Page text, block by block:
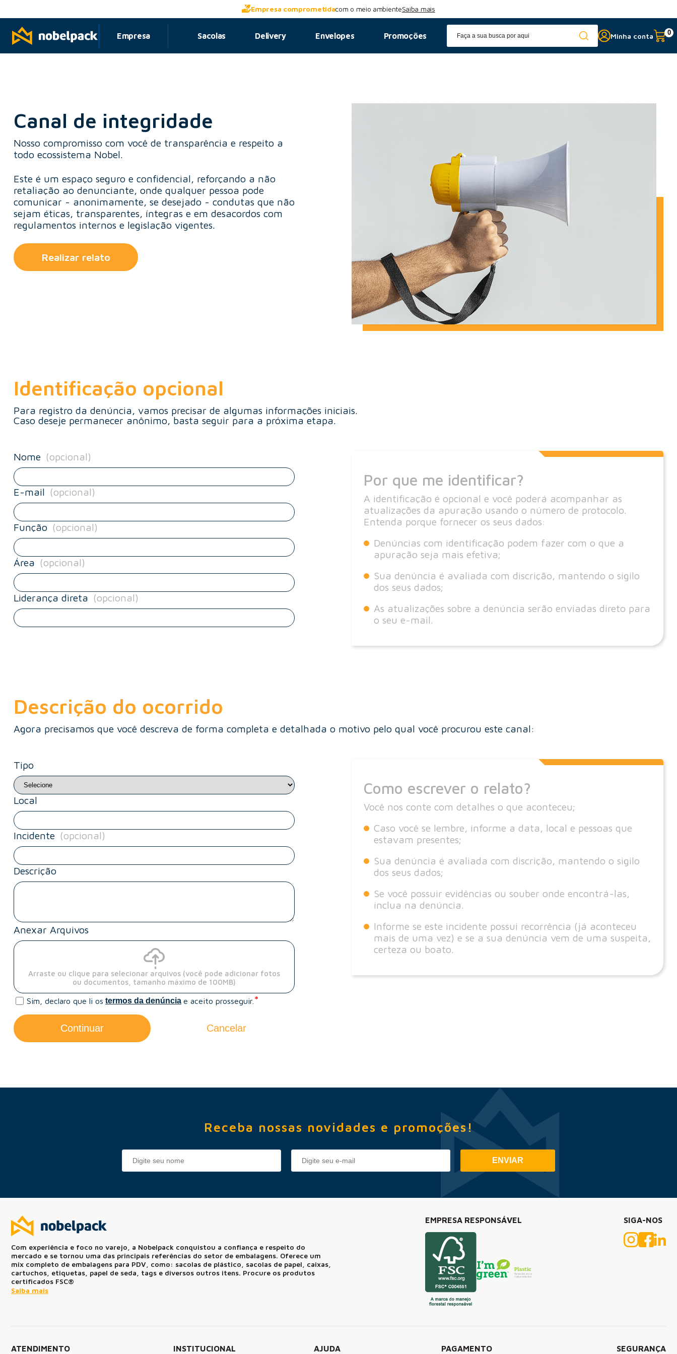
Empresa comprometidacom o meio ambienteSaiba mais
Empresa Sacolas Delivery Envelopes Promoções Minha conta 0
Canal de integridade
Nosso compromisso com você de transparência e respeito a
todo ecossistema Nobel.
Este é um espaço seguro e confidencial, reforçando a não
retaliação ao denunciante, onde qualquer pessoa pode
comunicar - anonimamente, se desejado - condutas que não
sejam éticas, transparentes, íntegras e em desacordos com
regulamentos internos e legislação vigentes.
Realizar relato
Identificação opcional
Para registro da denúncia, vamos precisar de algumas informações iniciais.
Caso deseje permanecer anônimo, basta seguir para a próxima etapa.
Nome (opcional)
E-mail (opcional)
Função (opcional)
Área (opcional)
Liderança direta (opcional)
Por que me identificar?
A identificação é opcional e você poderá acompanhar as
atualizações da apuração usando o número de protocolo.
Entenda porque fornecer os seus dados:
Denúncias com identificação podem fazer com o que a
apuração seja mais efetiva;
Sua denúncia é avaliada com discrição, mantendo o sigilo
dos seus dados;
As atualizações sobre a denúncia serão enviadas direto para
o seu e-mail.
Descrição do ocorrido
Agora precisamos que você descreva de forma completa e detalhada o motivo pelo qual você procurou este canal:
Tipo
Local
Incidente (opcional)
Descrição
Anexar Arquivos
Arraste ou clique para selecionar arquivos (você pode adicionar fotos
ou documentos, tamanho máximo de 100MB)
Sim, declaro que li os termos da denúncia e aceito prosseguir.
Continuar Cancelar
Como escrever o relato?
Você nos conte com detalhes o que aconteceu;
Caso você se lembre, informe a data, local e pessoas que
estavam presentes;
Sua denúncia é avaliada com discrição, mantendo o sigilo
dos seus dados;
Se você possuir evidências ou souber onde encontrá-las,
inclua na denúncia.
Informe se este incidente possui recorrência (já aconteceu
mais de uma vez) e se a sua denúncia vem de uma suspeita,
certeza ou boato.
Receba nossas novidades e promoções!
ENVIAR
Com experiência e foco no varejo, a Nobelpack conquistou a confiança e respeito do
mercado e se tornou uma das principais referências do setor de embalagens. Oferece um
mix completo de embalagens para PDV, como: sacolas de plástico, sacolas de papel, caixas,
cartuchos, etiquetas, papel de seda, tags e diversos outros itens. Procure os produtos
certificados FSC®
Saiba mais
EMPRESA RESPONSÁVEL SIGA-NOS
ATENDIMENTO INSTITUCIONAL AJUDA PAGAMENTO SEGURANÇA